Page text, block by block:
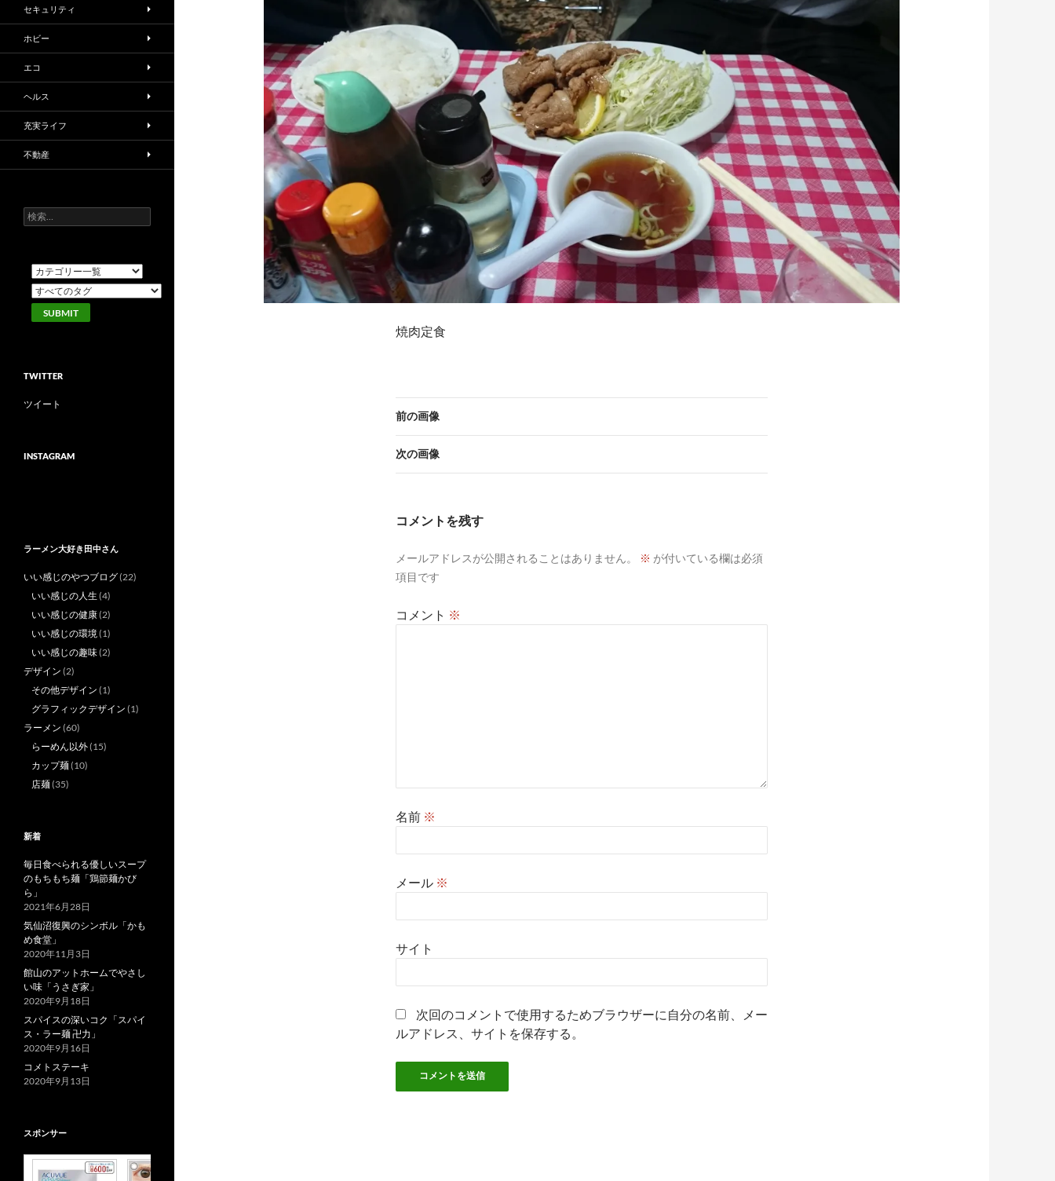
焼肉定食
前の画像
次の画像
コメントを残す
メールアドレスが公開されることはありません。 ※ が付いている欄は必須
項目です
コメント ※
名前 ※
メール ※
サイト
次回のコメントで使用するためブラウザーに自分の名前、メー
ルアドレス、サイトを保存する。
セキュリティ
ホビー
エコ
ヘルス
充実ライフ
不動産
検
索:
TWITTER
ツイート
INSTAGRAM
ラーメン大好き田中さん
いい感じのやつブログ(22)
いい感じの人生 (4)
いい感じの健康(2)
いい感じの環境(1)
いい感じの趣味(2)
デザイン (2)
その他デザイン (1)
グラフィックデザイン (1)
ラーメン (60)
らーめん以外(15)
カップ麺(10)
店麺(35)
新着
毎日食べられる優しいスープ
のもちもち麺「鶏節麺かび
ら」
2021年6月28日
気仙沼復興のシンボル「かも
め食堂」
2020年11月3日
館山のアットホームでやさし
い味「うさぎ家」
2020年9月18日
スパイスの深いコク「スパイ
ス・ラー麺 卍力」
2020年9月16日
コメトステーキ
2020年9月13日
スポンサー